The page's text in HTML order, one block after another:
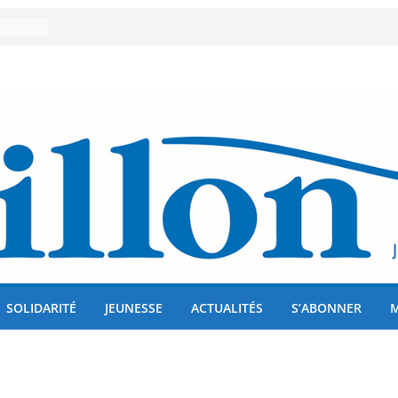
!
SOLIDARITÉ JEUNESSE ACTUALITÉS S’ABONNER